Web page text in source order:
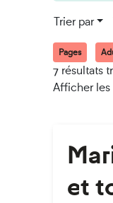
Trier par
Pages
7 résultats
Afficher les
et